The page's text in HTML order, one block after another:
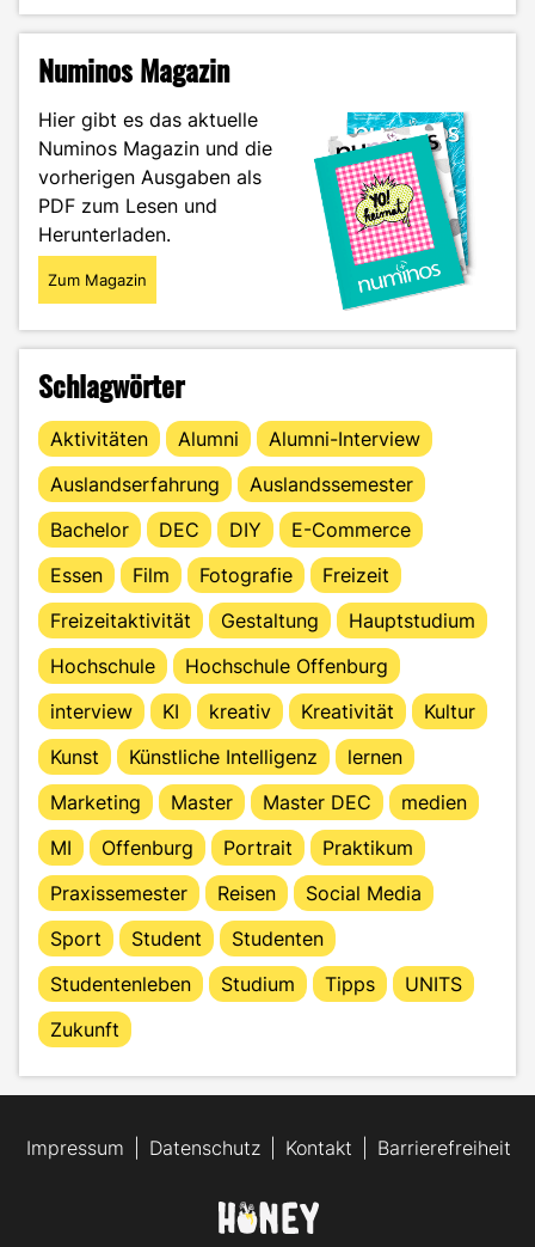
auf
Arbeitswelt"
Numinos Magazin
Hier gibt es das aktuelle
Numinos Magazin und die
vorherigen Ausgaben als
PDF zum Lesen und
Herunterladen.
Zum Magazin
Schlagwörter
Aktivitäten Alumni
Alumni-Interview
Auslandserfahrung
Auslandssemester
Bachelor
DEC DIY
E-Commerce
Essen
Film Fotografie
Freizeit
Freizeitaktivität
Gestaltung
Hauptstudium
Hochschule
Hochschule Offenburg
interview
KI kreativ Kreativität
Kultur
Kunst
Künstliche Intelligenz
lernen
Marketing
Master Master DEC
medien
MI
Offenburg Portrait
Praktikum
Praxissemester
Reisen
Social Media
Sport
Student
Studenten
Studentenleben
Studium Tipps
UNITS
Zukunft
Impressum Datenschutz Kontakt Barrierefreiheit